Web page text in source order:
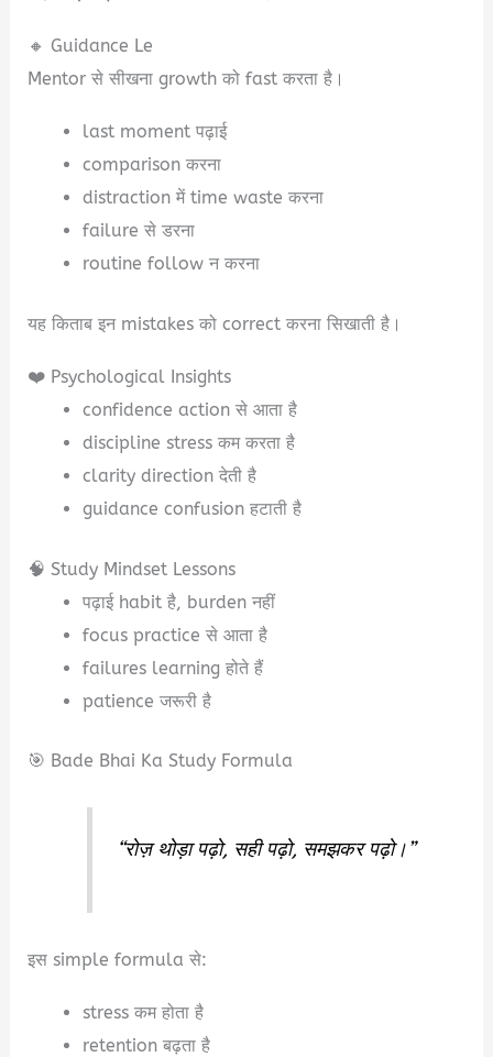
🔸 Guidance Le
Mentor से सीखना growth को fast करता है।
last moment पढ़ाई
comparison करना
distraction में time waste करना
failure से डरना
routine follow न करना
यह किताब इन mistakes को correct करना सिखाती है।
❤️ Psychological Insights
confidence action से आता है
discipline stress कम करता है
clarity direction देती है
guidance confusion हटाती है
🧠 Study Mindset Lessons
पढ़ाई habit है, burden नहीं
focus practice से आता है
failures learning होते हैं
patience जरूरी है
🎯 Bade Bhai Ka Study Formula
“रोज़ थोड़ा पढ़ो, सही पढ़ो, समझकर पढ़ो।”
इस simple formula से:
stress कम होता है
retention बढ़ता है